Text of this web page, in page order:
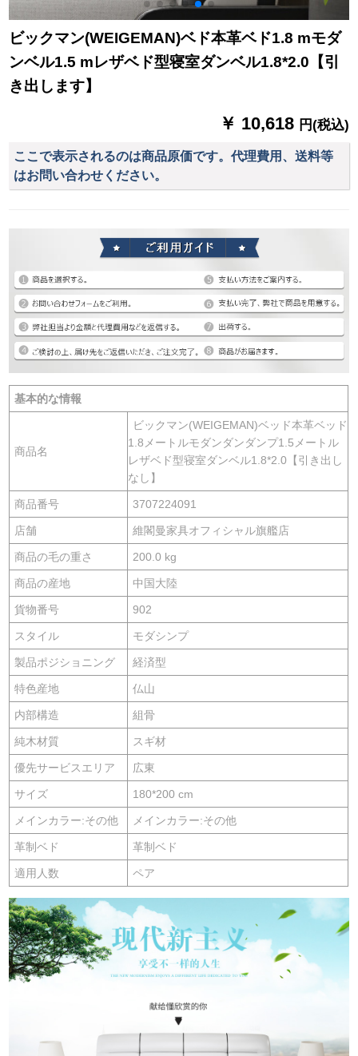
ビックマン(WEIGEMAN)ベド本革ベド1.8 mモダ
ンベル1.5 mレザベド型寝室ダンベル1.8*2.0【引
き出します】
￥ 10,618 円(税込)
ここで表示されるのは商品原価です。代理費用、送料等
はお問い合わせください。
基本的な情報
商品名
ビックマン(WEIGEMAN)ベッド本革ベッド
1.8メートルモダンダンダンプ1.5メートル
レザベド型寝室ダンベル1.8*2.0【引き出し
なし】
商品番号 3707224091
店舗 維閣曼家具オフィシャル旗艦店
商品の毛の重さ 200.0 kg
商品の産地 中国大陸
貨物番号 902
スタイル モダシンプ
製品ポジショニング 経済型
特色産地 仏山
内部構造 組骨
純木材質 スギ材
優先サービスエリア 広東
サイズ 180*200 cm
メインカラー:その他 メインカラー:その他
革制ベド 革制ベド
適用人数 ペア